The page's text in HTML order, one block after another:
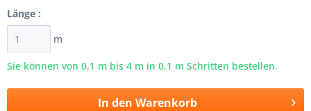
Länge :
m
Sie können von 0,1 m bis 4 m in 0,1 m Schritten bestellen.
In den Warenkorb